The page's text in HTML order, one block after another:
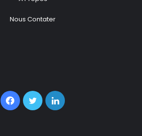
Nous Contater
Facebook
TwitterLinkedin